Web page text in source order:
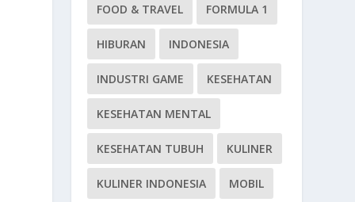
FOOD & TRAVEL FORMULA 1
HIBURAN INDONESIA
INDUSTRI GAME KESEHATAN
KESEHATAN MENTAL
KESEHATAN TUBUH KULINER
KULINER INDONESIA MOBIL